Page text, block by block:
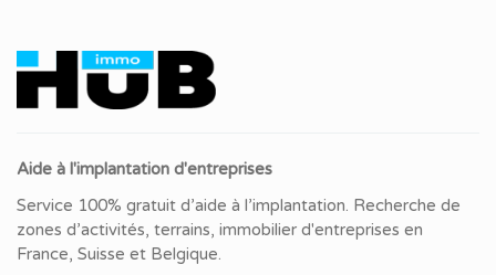
Aide à l'implantation d'entreprises
Service 100% gratuit d’aide à l’implantation. Recherche de
zones d’activités, terrains, immobilier d'entreprises en
France, Suisse et Belgique.